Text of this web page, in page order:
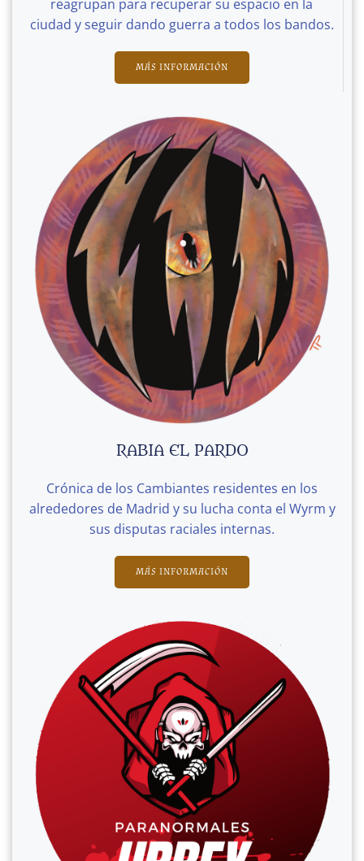
reagrupan para recuperar su espacio en la
ciudad y seguir dando guerra a todos los bandos.
MÁS INFORMACIÓN
RABIA EL PARDO
Crónica de los Cambiantes residentes en los
alrededores de Madrid y su lucha conta el Wyrm y
sus disputas raciales internas.
MÁS INFORMACIÓN